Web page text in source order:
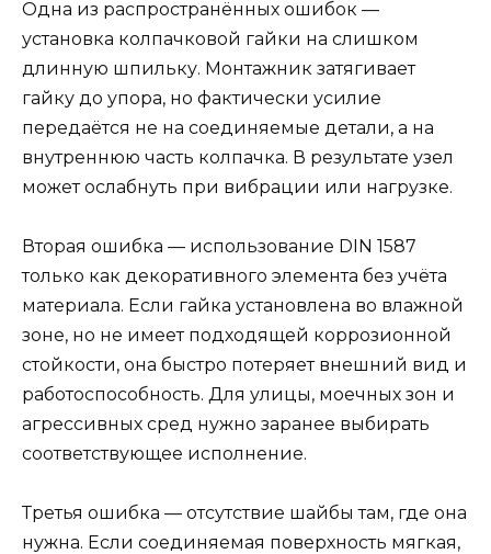
Одна из распространённых ошибок —
установка колпачковой гайки на слишком
длинную шпильку. Монтажник затягивает
гайку до упора, но фактически усилие
передаётся не на соединяемые детали, а на
внутреннюю часть колпачка. В результате узел
может ослабнуть при вибрации или нагрузке.
Вторая ошибка — использование DIN 1587
только как декоративного элемента без учёта
материала. Если гайка установлена во влажной
зоне, но не имеет подходящей коррозионной
стойкости, она быстро потеряет внешний вид и
работоспособность. Для улицы, моечных зон и
агрессивных сред нужно заранее выбирать
соответствующее исполнение.
Третья ошибка — отсутствие шайбы там, где она
нужна. Если соединяемая поверхность мягкая,